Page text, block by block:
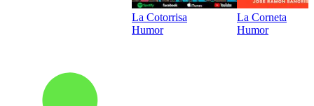
La Cotorrisa
Humor
La Corneta
Humor